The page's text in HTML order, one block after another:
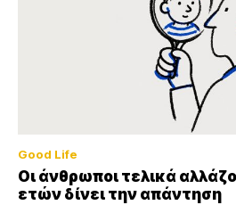
Good Life
Οι άνθρωποι τελικά
ετών δίνει την απάντηση